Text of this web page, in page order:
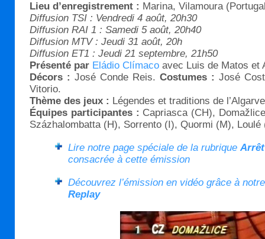
Lieu d’enregistrement : Marina, Vilamoura
Diffusion TSI : Vendredi 4 août, 20h30
Diffusion RAI 1 : Samedi 5 août, 20h40
Diffusion MTV : Jeudi 31 août, 20h
Diffusion ET1 : Jeudi 21 septembre, 21h50
Présenté par Eládio Clímaco avec Luis de Matos et
Décors : José Conde Reis. Costumes : José
Vitorio.
Thème des jeux : Légendes et traditions de l’Algarve
Équipes participantes : Capriasca (CH),
Százhalombatta (H), Sorrento (I), Quormi (M), Loulé
Lire notre page spéciale de la rubrique
consacrée à cette émission
Découvrez l’émission en vidéo grâce à
Replay